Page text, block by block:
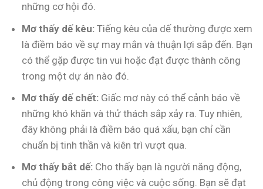
những cơ hội đó.
Mơ thấy dế kêu: Tiếng kêu của dế thường được xem
là điềm báo về sự may mắn và thuận lợi sắp đến. Bạn
có thể gặp được tin vui hoặc đạt được thành công
trong một dự án nào đó.
Mơ thấy dế chết: Giấc mơ này có thể cảnh báo về
những khó khăn và thử thách sắp xảy ra. Tuy nhiên,
đây không phải là điềm báo quá xấu, bạn chỉ cần
chuẩn bị tinh thần và kiên trì vượt qua.
Mơ thấy bắt dế: Cho thấy bạn là người năng động,
chủ động trong công việc và cuộc sống. Bạn sẽ đạt